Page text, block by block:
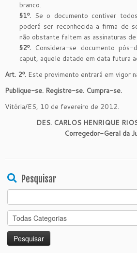
branco.
§1º. Se o documento contiver
poderá ser reconhecida a firma de
não obstante faltem as assinaturas
§2º. Considera-se documento
caput, aquele datado em data futura
Art. 2º. Este provimento entrará em vigor
Publique-se. Registre-se. Cumpra-se.
Vitória/ES, 10 de fevereiro de 2012.
DES. CARLOS HENRIQUE
Corregedor-Geral da
Pesquisar
Search
for: